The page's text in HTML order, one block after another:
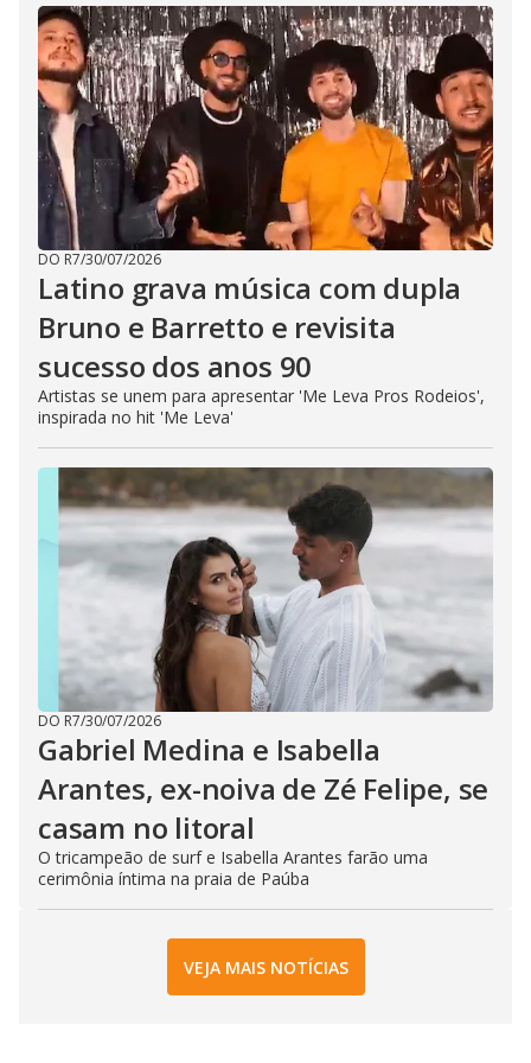
DO R7/30/07/2026
Latino grava música com dupla
Bruno e Barretto e revisita
sucesso dos anos 90
Artistas se unem para apresentar 'Me Leva Pros Rodeios',
inspirada no hit 'Me Leva'
DO R7/30/07/2026
Gabriel Medina e Isabella
Arantes, ex-noiva de Zé Felipe, se
casam no litoral
O tricampeão de surf e Isabella Arantes farão uma
cerimônia íntima na praia de Paúba
VEJA MAIS NOTÍCIAS